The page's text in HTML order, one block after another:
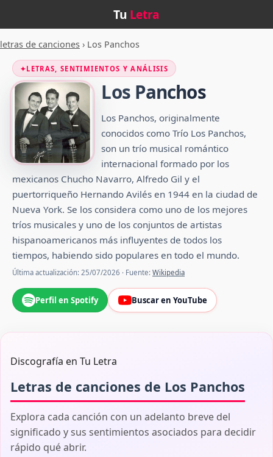
Tu Letra
letras de canciones › Los Panchos
✦LETRAS, SENTIMIENTOS Y ANÁLISIS
Los Panchos
Los Panchos, originalmente
conocidos como Trío Los Panchos,
son un trío musical romántico
internacional formado por los
mexicanos Chucho Navarro, Alfredo Gil y el
puertorriqueño Hernando Avilés en 1944 en la ciudad de
Nueva York. Se los considera como uno de los mejores
tríos musicales y uno de los conjuntos de artistas
hispanoamericanos más influyentes de todos los
tiempos, habiendo sido populares en todo el mundo.
Última actualización: 25/07/2026 · Fuente: Wikipedia
Perfil en Spotify Buscar en YouTube
Discografía en Tu Letra
Letras de canciones de Los Panchos
Explora cada canción con un adelanto breve del
significado y sus sentimientos asociados para decidir
rápido qué abrir.